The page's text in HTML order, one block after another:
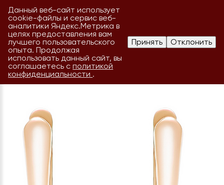
Данный веб-сайт использует
cookie-файлы и сервис веб-
аналитики Яндекс.Метрика в
целях предоставления вам
лучшего пользовательского
опыта. Продолжая
использовать данный сайт, вы
соглашаетесь сполитикой
конфиденциальности .
Принять Отклонить